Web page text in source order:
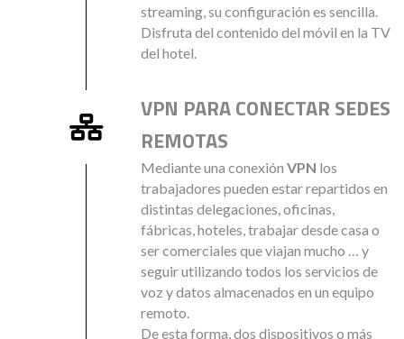
streaming, su configuración es sencilla.
Disfruta del contenido del móvil en la TV
del hotel.
VPN PARA CONECTAR SEDES
REMOTAS
Mediante una conexión VPN los
trabajadores pueden estar repartidos en
distintas delegaciones, oficinas,
fábricas, hoteles, trabajar desde casa o
ser comerciales que viajan mucho … y
seguir utilizando todos los servicios de
voz y datos almacenados en un equipo
remoto.
De esta forma, dos dispositivos o más